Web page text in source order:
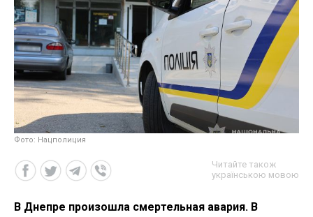
Фото: Нацполиция
Читайте також
українською мовою
В Днепре произошла смертельная авария. В